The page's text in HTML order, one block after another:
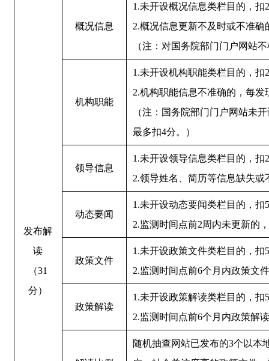
发布解
读
（31
分）
概况信息
1.未开设概况信息类栏目的，扣
2.概况信息更新不及时或不准
（注：对国务院部门门户网站
机构职能
1.未开设机构职能类栏目的，扣
2.机构职能信息不准确的，每发
（注：国务院部门门户网站未
最多扣4分。）
领导信息
1.未开设领导信息类栏目的，扣
2.领导姓名、简历等信息缺失
动态要闻
1.未开设动态要闻类栏目的，扣
2.监测时间点前2周内未更新的
政策文件
1.未开设政策文件类栏目的，扣
2.监测时间点前6个月内政策文
政策解读
1.未开设政策解读类栏目的，扣
2.监测时间点前6个月内政策解
随机抽查网站已发布的3个以本